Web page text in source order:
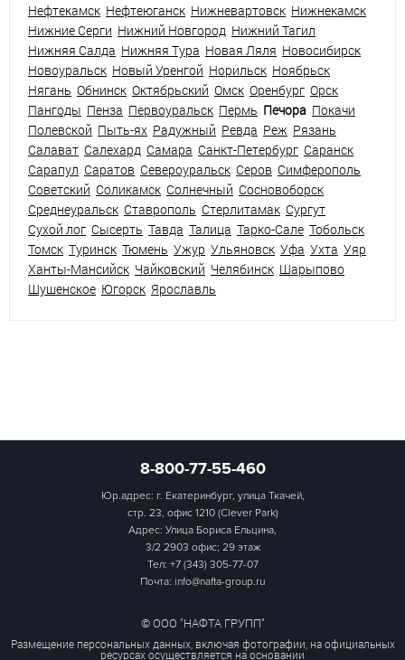
Нефтекамск Нефтеюганск Нижневартовск Нижнекамск
Нижние Серги Нижний Новгород Нижний Тагил
Нижняя Салда Нижняя Тура Новая Ляля Новосибирск
Новоуральск Новый Уренгой Норильск Ноябрьск
Нягань Обнинск Октябрьский Омск Оренбург Орск
Пангоды Пенза Первоуральск Пермь Печора Покачи
Полевской Пыть-ях Радужный Ревда Реж Рязань
Салават Салехард Самара Санкт-Петербург Саранск
Сарапул Саратов Североуральск Серов Симферополь
Советский Соликамск Солнечный Сосновоборск
Среднеуральск Ставрополь Стерлитамак Сургут
Сухой лог Сысерть Тавда Талица Тарко-Сале Тобольск
Томск Туринск Тюмень Ужур Ульяновск Уфа Ухта Уяр
Ханты-Мансийск Чайковский Челябинск Шарыпово
Шушенское Югорск Ярославль
8-800-77-55-460
Юр.адрес: г. Екатеринбург, улица Ткачей,
стр. 23, офис 1210 (Clever Park)
Адрес: Улица Бориса Ельцина,
3/2 2903 офис; 29 этаж
Тел: +7 (343) 305-77-07
Почта: info@nafta-group.ru
© ООО "НАФТА ГРУПП"
Размещение персональных данных, включая фотографии, на официальных
ресурсах осуществляется на основании